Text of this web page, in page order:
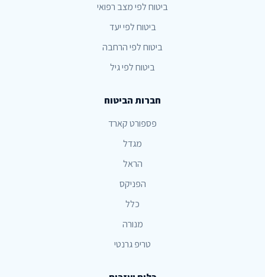
ביטוח לפי מצב רפואי
ביטוח לפי יעד
ביטוח לפי הרחבה
ביטוח לפי גיל
חברות הביטוח
פספורט קארד
מגדל
הראל
הפניקס
כלל
מנורה
טריפ גרנטי